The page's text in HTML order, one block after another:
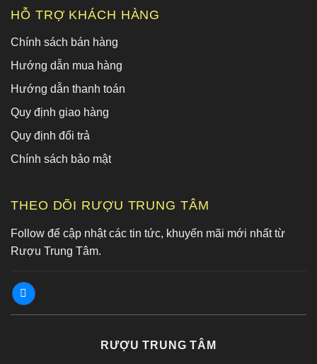
HỖ TRỢ KHÁCH HÀNG
Chính sách bán hàng
Hướng dẫn mua hàng
Hướng dẫn thanh toán
Quy định giao hàng
Quy định đổi trả
Chính sách bảo mật
THEO DÕI RƯỢU TRUNG TÂM
Follow để cập nhật các tin tức, khuyến mãi mới nhất từ
Rượu Trung Tâm.
RƯỢU TRUNG TÂM